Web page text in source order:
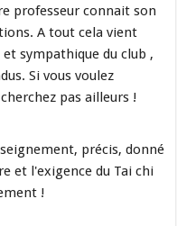
professeur connait son
A tout cela vient
sympathique du club ,
Si vous voulez
pas ailleurs !
précis, donné
et l'exigence du Tai chi
!